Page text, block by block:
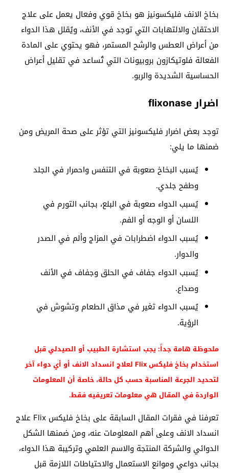
بخاخ الانف فليكسونيز هو بخاخ قوي وفعال يعمل على علاج
الاحتقان والالتهابات التي توجد في الأنف، ويُقلل هذا الدواء
من أعراض العطس والرشح المستمر، فهو يحتوي على المادة
الفعالة فلوتيكازون بروبيونات التي تُساعد في تقليل أعراض
الحساسية الشديدة والربو.
اضرارflixonase
توجد بعض اضرار فليكسونيز التي تؤثر على صحة المريض ومن
ضمنها ما يلي:
يُسبب البخاخ صعوبة في التنفس واحمرار في الجلد
وطفح جلدي.
يُسبب الدواء صعوبة في البلع، بجانب التورم في
اللسان أو الوجه أو الفم.
يُسبب الدواء اضطرابات في المزاج وألم في الصدر
والدوار.
يُسبب الدواء جفاف في الحلق وجفاف في الأنف
وصداع.
يُسبب الدواء تغير في مذاق الطعام وتشوش في
الرؤية.
ملحوظة هامة جداً: يجب استشارة الطبيب أو الصيدلي قبل
استخدام بخاخ فليكس Flix لعلاج انسداد الانف أو أي دواء آخر
لتحديد الجرعة المناسبة حسب كل حالة، خاصة أن المعلومات
الواردة في المقال هي معلومات تعريفيه فقط.
تعرفنا في فقرات المقال السابقة على بخاخ فليكس Flix علاج
انسداد الانف وعلى أهم المعلومات عنه، ومن ضمنها الشكل
الدوائي والشركة المنتجة والاسم العلمي وتركيبة هذا الدواء،
بجانب دواعي وموانع الاستعمال والاحتياطات اللازمة قبل